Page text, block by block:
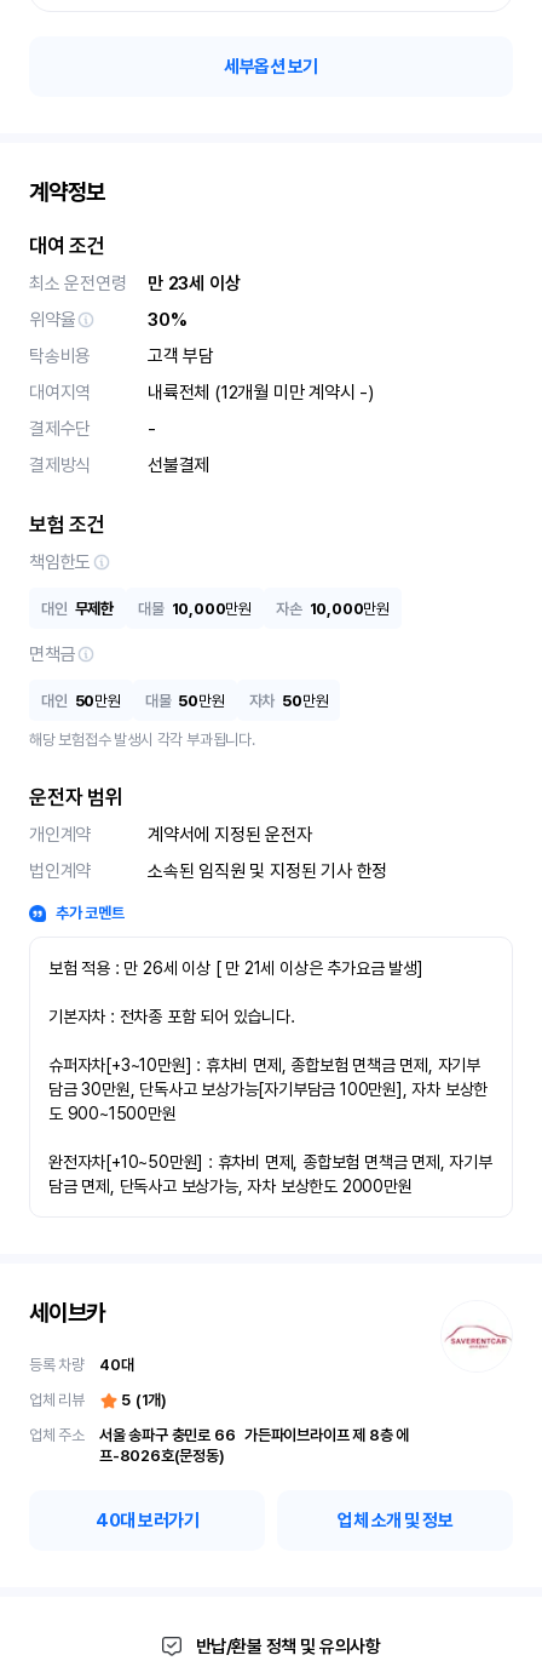
세부옵션 보기
계약정보
대여 조건
최소 운전연령
만 23세 이상
위약율
30%
탁송비용
고객 부담
대여지역
내륙전체 (12개월 미만 계약시 -)
결제수단
-
결제방식
선불결제
보험 조건
책임한도
대인 무제한 대물 10,000만원 자손 10,000만원
면책금
대인 50만원 대물 50만원 자차 50만원
해당 보험접수 발생시 각각 부과됩니다.
운전자 범위
개인계약
계약서에 지정된 운전자
법인계약
소속된 임직원 및 지정된 기사 한정
추가 코멘트
보험 적용 : 만 26세 이상 [ 만 21세 이상은 추가요금 발생]
기본자차 : 전차종 포함 되어 있습니다.
슈퍼자차[+3~10만원] : 휴차비 면제, 종합보험 면책금 면제, 자기부
담금 30만원, 단독사고 보상가능[자기부담금 100만원], 자차 보상한
도 900~1500만원
완전자차[+10~50만원] : 휴차비 면제, 종합보험 면책금 면제, 자기부
담금 면제, 단독사고 보상가능, 자차 보상한도 2000만원
세이브카
등록 차량 40대
업체 리뷰
5 (1개)
업체 주소
서울 송파구 충민로 66	가든파이브라이프 제 8층 에
프-8026호(문정동)
40대 보러가기 업체 소개 및 정보
반납/환불 정책 및 유의사항